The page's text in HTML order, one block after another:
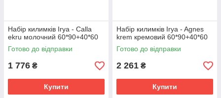
Набір килимків Irya - Calla
ekru молочний 60*90+40*60
Готово до відправки
1 776 ₴
Купити
Набір килимків Irya - Agnes
krem кремовий 60*90+40*60
Готово до відправки
2 261 ₴
Купити